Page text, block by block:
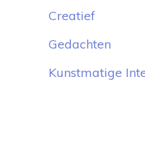
Creatief
Gedachten
Kunstmatige